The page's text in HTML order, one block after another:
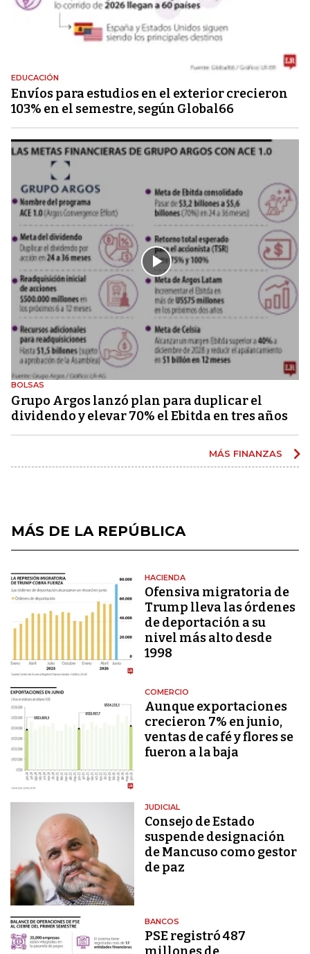
EDUCACIÓN
Envíos para estudios en el exterior crecieron
103% en el semestre, según Global66
BOLSAS
Grupo Argos lanzó plan para duplicar el
dividendo y elevar 70% el Ebitda en tres años
MÁS FINANZAS
MÁS DE LA REPÚBLICA
HACIENDA
Ofensiva migratoria de
Trump lleva las órdenes
de deportación a su
nivel más alto desde
1998
COMERCIO
Aunque exportaciones
crecieron 7% en junio,
ventas de café y flores se
fueron a la baja
JUDICIAL
Consejo de Estado
suspende designación
de Mancuso como gestor
de paz
BANCOS
PSE registró 487